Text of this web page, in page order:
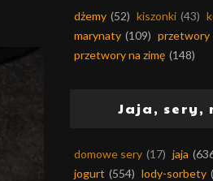
dżemy (52) kiszonki (43)
marynaty (109) przetwory
przetwory na zimę (148)
Jaja, sery,
domowe sery (17) jaja
jogurt (554) lody-sorbety